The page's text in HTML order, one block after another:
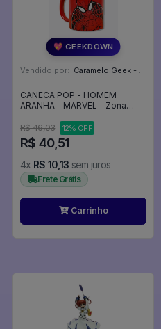
💖 GEEKDOWN
Vendido por: Caramelo Geek - DF
CANECA POP - HOMEM-
ARANHA - MARVEL - Zona
R$ 46,03
12% OFF
R$ 40,51
4x R$ 10,13 sem juros
Frete Grátis
Carrinho